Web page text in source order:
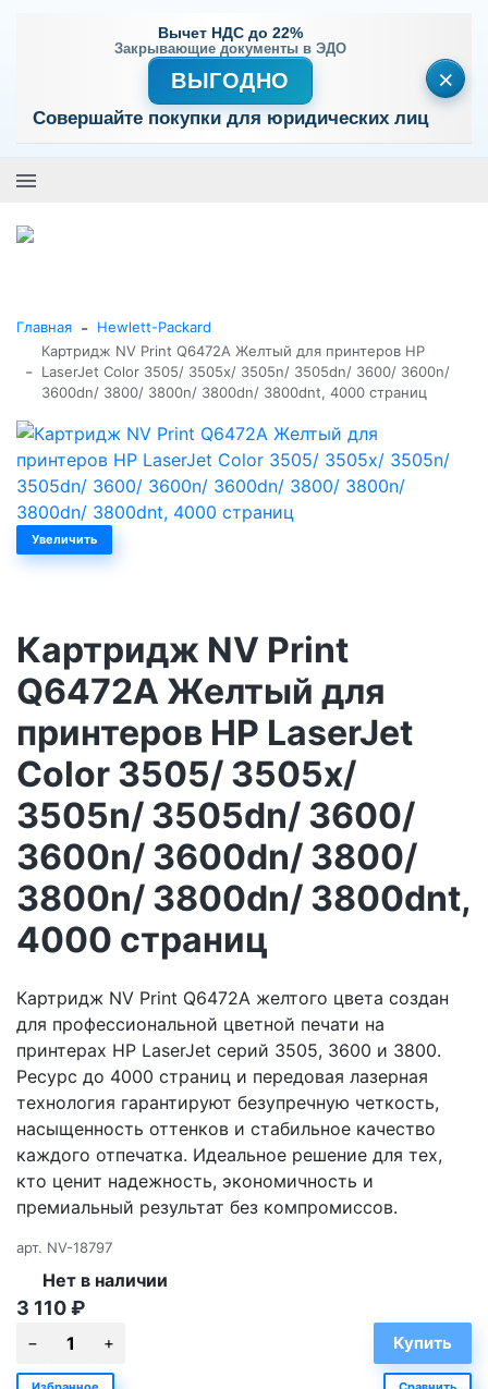
Вычет НДС до 22%
Закрывающие документы в ЭДО
ВЫГОДНО
Совершайте покупки для юридических лиц
×
Главная - Hewlett-Packard
-
Картридж NV Print Q6472A Желтый для принтеров HP
LaserJet Color 3505/ 3505x/ 3505n/ 3505dn/ 3600/ 3600n/
3600dn/ 3800/ 3800n/ 3800dn/ 3800dnt, 4000 страниц
Увеличить
Картридж NV Print
Q6472A Желтый для
принтеров HP LaserJet
Color 3505/ 3505x/
3505n/ 3505dn/ 3600/
3600n/ 3600dn/ 3800/
3800n/ 3800dn/ 3800dnt,
4000 страниц
Картридж NV Print Q6472A желтого цвета создан
для профессиональной цветной печати на
принтерах HP LaserJet серий 3505, 3600 и 3800.
Ресурс до 4000 страниц и передовая лазерная
технология гарантируют безупречную четкость,
насыщенность оттенков и стабильное качество
каждого отпечатка. Идеальное решение для тех,
кто ценит надежность, экономичность и
премиальный результат без компромиссов.
арт. NV-18797
Нет в наличии
3 110₽